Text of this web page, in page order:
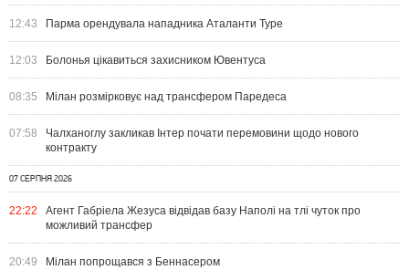
12:43 Парма орендувала нападника Аталанти Туре
12:03 Болонья цікавиться захисником Ювентуса
08:35 Мілан розмірковує над трансфером Паредеса
07:58
Чалханоглу закликав Інтер почати перемовини щодо нового
контракту
07 СЕРПНЯ 2026
22:22
Агент Габріела Жезуса відвідав базу Наполі на тлі чуток про
можливий трансфер
20:49 Мілан попрощався з Беннасером